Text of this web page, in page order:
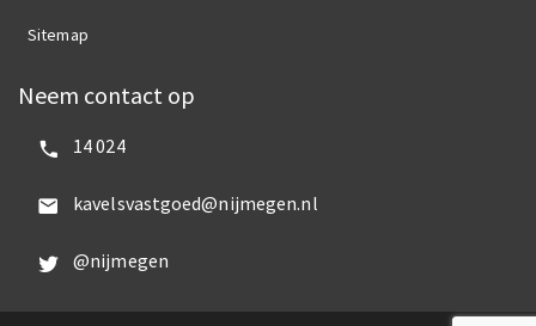
Sitemap
Neem contact op
Bel ons:
14 024
Mail ons:
kavelsvastgoed@nijmegen.nl
Volg ons op Twitter:
@nijmegen